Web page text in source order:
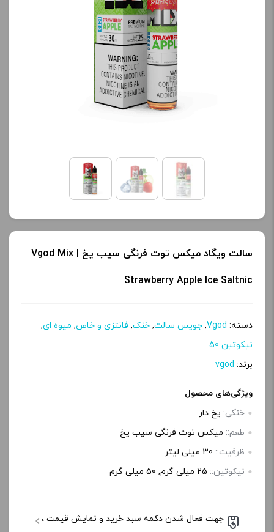
سالت ویگاد میکس توت فرنگی سیب یخ | Vgod Mix
Strawberry Apple Ice Saltnic
دسته: Vgod
, جویس سالت, خنک, فانتزی و خاص, میوه ای,
نیکوتین 50
برند: vgod
ویژگی‌های محصول
خنکی: یخ دار
طعم:: میکس توت فرنگی سیب یخ
ظرفیت:: 30 میلی‌ لیتر
نیکوتین:: 25 میلی گرم, 50 میلی گرم
جهت فعال شدن دکمه سبد خرید و نمایش قیمت ،